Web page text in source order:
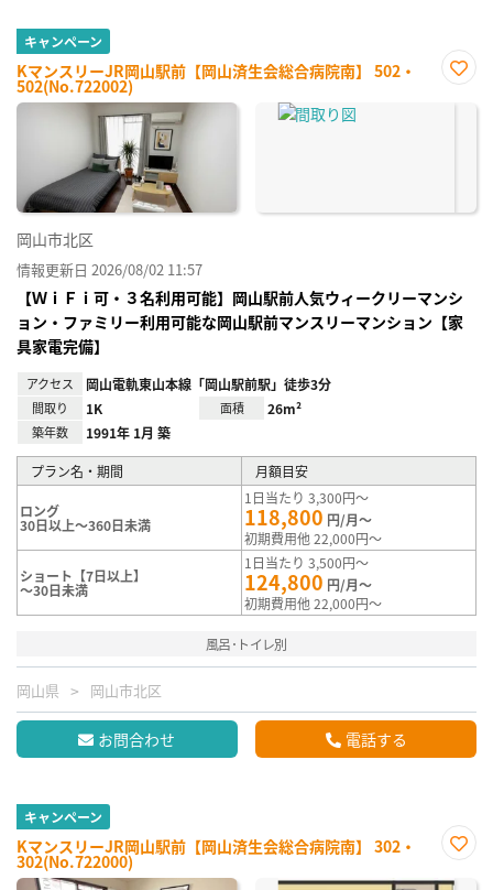
キャンペーン
KマンスリーJR岡山駅前【岡山済生会総合病院南】 502・
502(No.722002)
に入
岡山市北区
情報更新日 2026/08/02 11:57
【ＷｉＦｉ可・３名利用可能】岡山駅前人気ウィークリーマンシ
ョン・ファミリー利用可能な岡山駅前マンスリーマンション【家
具家電完備】
アクセス 岡山電軌東山本線「岡山駅前駅」徒歩3分
間取り 1K 面積 26m²
築年数 1991年 1月 築
プラン名・期間 月額目安
ロング
30日以上～360日未満
1日当たり 3,300円～
118,800 円/月～
初期費用他 22,000円～
ショート【7日以上】
～30日未満
1日当たり 3,500円～
124,800 円/月～
初期費用他 22,000円～
風呂･トイレ別
岡山県 岡山市北区
お問合わせ 電話する
キャンペーン
KマンスリーJR岡山駅前【岡山済生会総合病院南】 302・
302(No.722000)
に入